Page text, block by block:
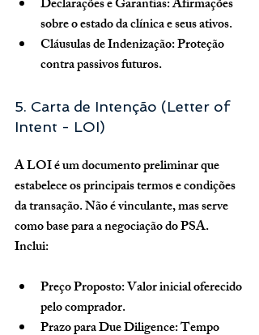
Declarações e Garantias: Afirmações
sobre o estado da clínica e seus ativos.
Cláusulas de Indenização: Proteção
contra passivos futuros.
5. Carta de Intenção (Letter of
Intent - LOI)
A LOI é um documento preliminar que
estabelece os principais termos e condições
da transação. Não é vinculante, mas serve
como base para a negociação do PSA.
Inclui:
Preço Proposto: Valor inicial oferecido
pelo comprador.
Prazo para Due Diligence: Tempo